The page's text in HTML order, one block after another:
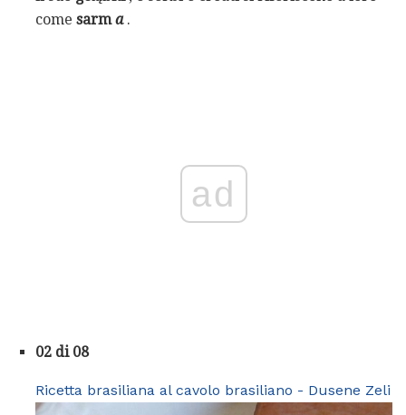
come sarma.
ad
02 di 08
Ricetta brasiliana al cavolo brasiliano - Dusene Zeli